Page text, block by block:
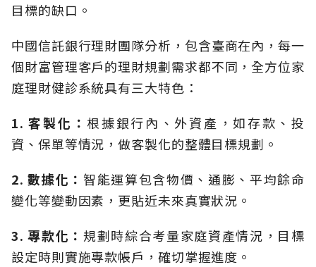
目標的缺口。
中國信託銀行理財團隊分析，包含臺商在內，每一
個財富管理客戶的理財規劃需求都不同，全方位家
庭理財健診系統具有三大特色：
1. 客製化： 根據銀行內、外資產，如存款、投
資、保單等情況，做客製化的整體目標規劃。
2. 數據化： 智能運算包含物價、通膨、平均餘命
變化等變動因素，更貼近未來真實狀況。
3. 專款化：規劃時綜合考量家庭資產情況，目標
設定時則實施專款帳戶，確切掌握進度。